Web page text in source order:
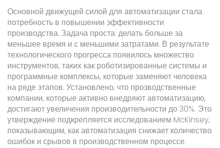
Основной движущей силой для автоматизации стала
потребность в повышении эффективности
производства. Задача проста: делать больше за
меньшее время и с меньшими затратами. В результате
технологического прогресса появилось множество
инструментов, таких как роботизированные системы и
программные комплексы, которые заменяют человека
на ряде этапов. Установлено, что прозводственные
компании, которые активно внедряют автоматизацию,
достигают увеличения производительности до 30%. Это
утверждение подкрепляется исследованием McKinsey,
показывающим, как автоматизация снижает количество
ошибок и срывов в производственном процессе.